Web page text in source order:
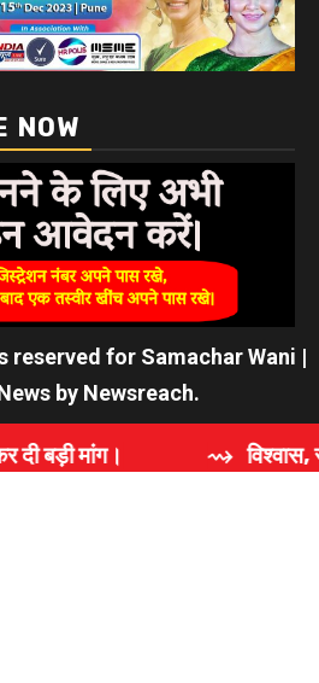
NOW
for Samachar Wani |
by Newsreach.
⇝ विश्वास, समर्पण और गुणवत्ता